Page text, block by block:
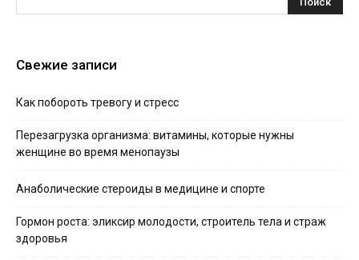
Свежие записи
Как побороть тревогу и стресс
Перезагрузка организма: витамины, которые нужны
женщине во время менопаузы
Анаболические стероиды в медицине и спорте
Гормон роста: эликсир молодости, строитель тела и страж
здоровья